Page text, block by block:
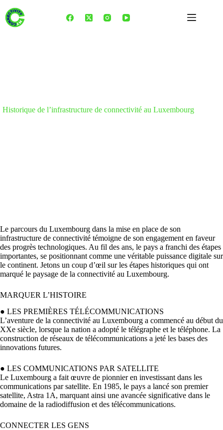
content
Historique de l’infrastructure de connectivité au Luxembourg
Le parcours du Luxembourg dans la mise en place de son
infrastructure de connectivité témoigne de son engagement en faveur
des progrès technologiques. Au fil des ans, le pays a franchi des étapes
importantes, se positionnant comme une véritable puissance digitale sur
le continent. Jetons un coup d’œil sur les étapes historiques qui ont
marqué le paysage de la connectivité au Luxembourg.
MARQUER L’HISTOIRE
● LES PREMIÈRES TÉLÉCOMMUNICATIONS
L’aventure de la connectivité au Luxembourg a commencé au début du
XXe siècle, lorsque la nation a adopté le télégraphe et le téléphone. La
construction de réseaux de télécommunications a jeté les bases des
innovations futures.
● LES COMMUNICATIONS PAR SATELLITE
Le Luxembourg a fait œuvre de pionnier en investissant dans les
communications par satellite. En 1985, le pays a lancé son premier
satellite, Astra 1A, marquant ainsi une avancée significative dans le
domaine de la radiodiffusion et des télécommunications.
CONNECTER LES GENS